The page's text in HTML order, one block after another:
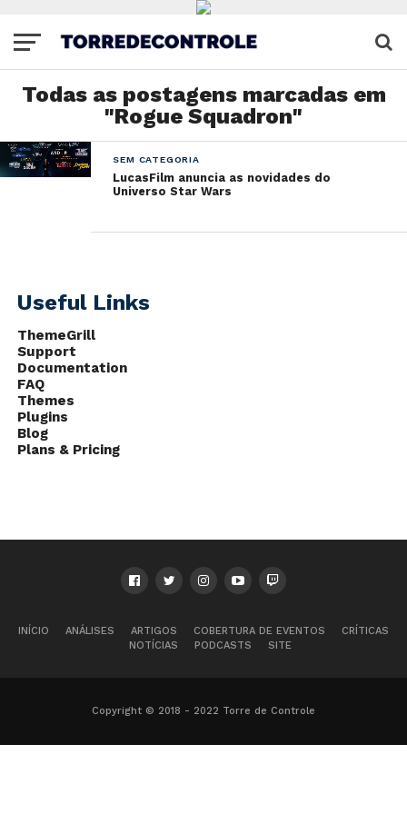
Todas as postagens marcadas em
"Rogue Squadron"
SEM CATEGORIA
LucasFilm anuncia as novidades do
Universo Star Wars
Useful Links
ThemeGrill
Support
Documentation
FAQ
Themes
Plugins
Blog
Plans & Pricing
INÍCIO ANÁLISES ARTIGOS COBERTURA DE EVENTOS
CRÍTICAS
NOTÍCIAS
PODCASTS SITE
Copyright © 2018 - 2022 Torre de Controle